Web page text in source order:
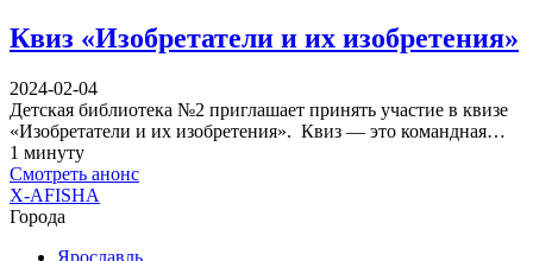
Квиз «Изобретатели и их изобретения»
2024-02-04
Детская библиотека №2 приглашает принять участие в квизе
«Изобретатели и их изобретения». Квиз — это командная…
1 минуту
Смотреть анонс
X-AFISHA
Города